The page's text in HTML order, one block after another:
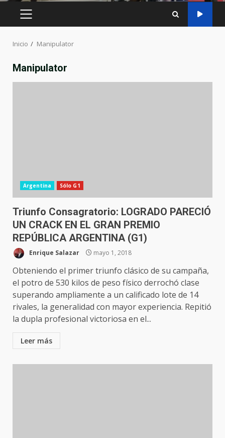
MENÚ
Inicio Manipulator
Manipulator
Argentina Sólo G1
Triunfo Consagratorio: LOGRADO PARECIÓ
UN CRACK EN EL GRAN PREMIO
REPÚBLICA ARGENTINA (G1)
Enrique Salazar mayo 1, 2018
Obteniendo el primer triunfo clásico de su campaña,
el potro de 530 kilos de peso físico derrochó clase
superando ampliamente a un calificado lote de 14
rivales, la generalidad con mayor experiencia. Repitió
la dupla profesional victoriosa en el...
Leer más